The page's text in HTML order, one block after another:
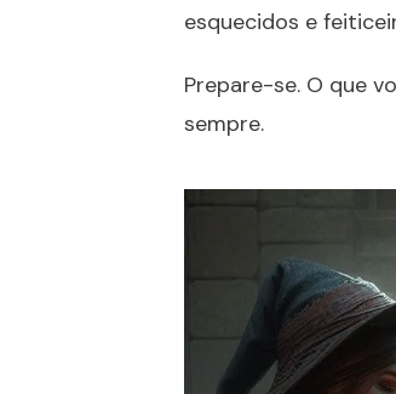
esquecidos e
Prepare-se. O que
sempre.